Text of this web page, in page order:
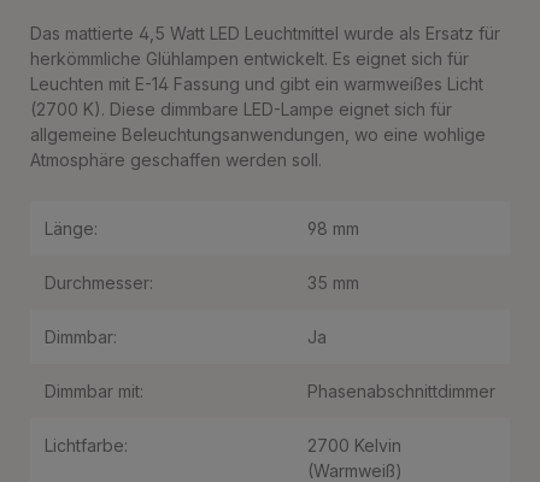
Das mattierte 4,5 Watt LED Leuchtmittel wurde als Ersatz für
herkömmliche Glühlampen entwickelt. Es eignet sich für
Leuchten mit E-14 Fassung und gibt ein warmweißes Licht
(2700 K). Diese dimmbare LED-Lampe eignet sich für
allgemeine Beleuchtungsanwendungen, wo eine wohlige
Atmosphäre geschaffen werden soll.
Länge: 98 mm
Durchmesser: 35 mm
Dimmbar: Ja
Dimmbar mit: Phasenabschnittdimmer
Lichtfarbe:
2700 Kelvin
(Warmweiß)